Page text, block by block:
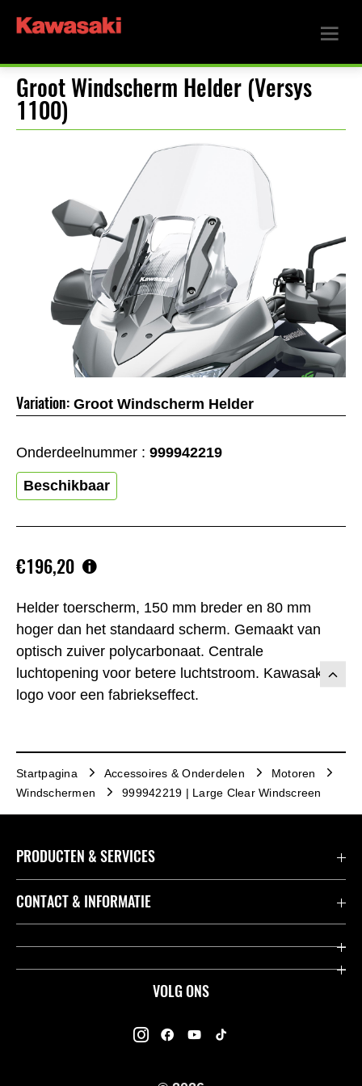
Groot Windscherm Helder (Versys
1100)
Helder toerscherm, 150 mm breder en 80 mm
hoger dan het standaard scherm. Gemaakt van
optisch zuiver polycarbonaat. Centrale
luchtopening voor betere luchtstroom. Kawasaki-
logo voor een fabriekseffect.
€196,20
Variation: Groot Windscherm Helder
Onderdeelnummer : 999942219
Beschikbaar
Startpagina Accessoires & Onderdelen
Motoren
Windschermen
999942219 | Large Clear Windscreen
VOLG ONS
PRODUCTEN & SERVICES
Accessoires & Onderdelen
Dealers
K-Care Fabrieksgarantie
CONTACT & INFORMATIE
Contact